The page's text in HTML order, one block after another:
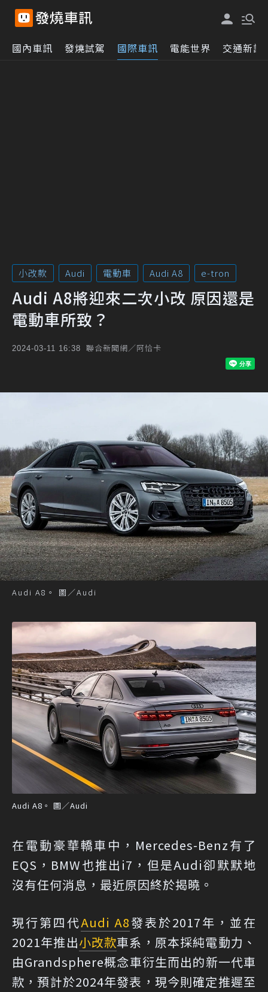
國內車訊 發燒試駕 國際車訊 電能世界 交通新訊
小改款 Audi 電動車 Audi A8 e-tron
Audi A8將迎來二次小改 原因還是
電動車所致？
2024-03-11 16:38 聯合新聞網／阿恰卡
Audi A8。 圖／Audi
Audi A8。 圖／Audi
在電動豪華轎車中，Mercedes-Benz有了
EQS，BMW也推出i7，但是Audi卻默默地
沒有任何消息，最近原因終於揭曉。
現行第四代Audi A8發表於2017年，並在
2021年推出小改款車系，原本採純電動力、
由Grandsphere概念車衍生而出的新一代車
款，預計於2024年發表，現今則確定推遲至